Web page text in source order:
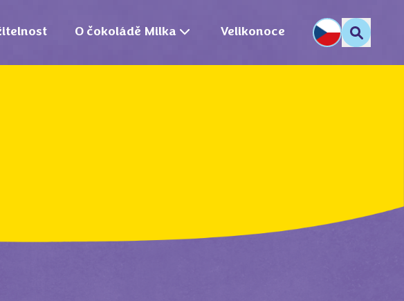
O čokoládě Milka Velikonoce